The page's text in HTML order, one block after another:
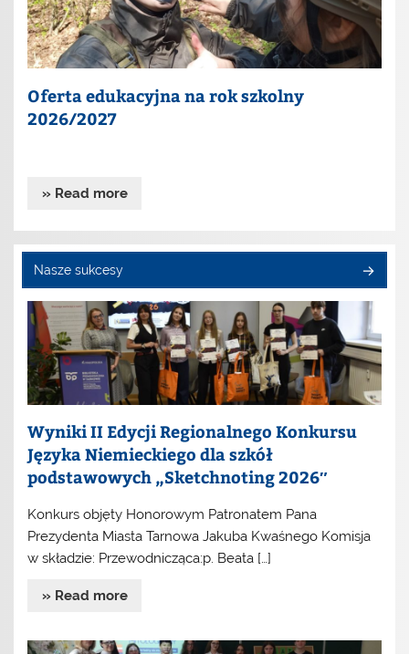
Oferta edukacyjna na rok szkolny
2026/2027
» Read more
Nasze sukcesy
Wyniki II Edycji Regionalnego Konkursu
Języka Niemieckiego dla szkół
podstawowych „Sketchnoting 2026″
Konkurs objęty Honorowym Patronatem Pana
Prezydenta Miasta Tarnowa Jakuba Kwaśnego Komisja
w składzie: Przewodnicząca:p. Beata […]
» Read more